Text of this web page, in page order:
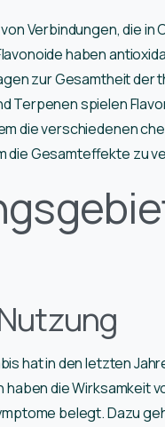
Verbindungen, die in
haben
zur Gesamtheit der
Terpenen spielen
die verschiedenen
die Gesamteffekte zu
hat in den letzten
die Wirksamkeit
belegt. Dazu